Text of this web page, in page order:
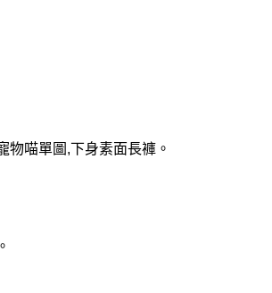
物喵單圖,下身素面長褲。